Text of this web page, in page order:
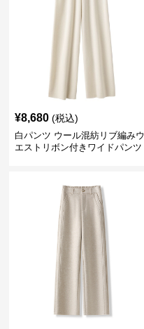
¥8,680 (税込)
白パンツ ウール混紡リブ編みウ
エストリボン付きワイドパンツ